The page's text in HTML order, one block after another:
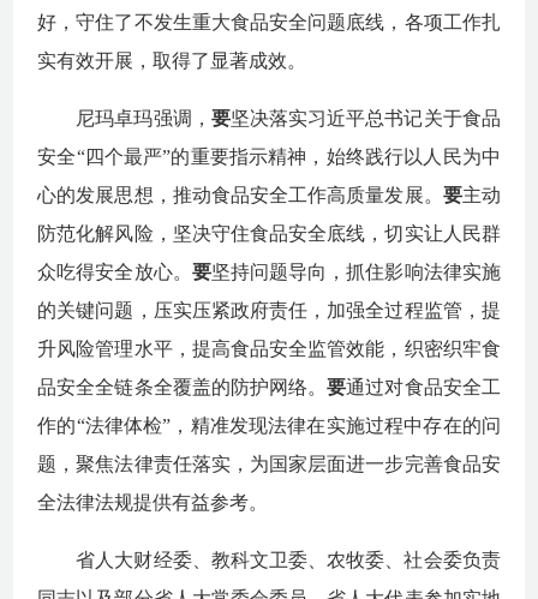
好，守住了不发生重大食品安全问题底线，各项工作扎
实有效开展，取得了显著成效。
尼玛卓玛强调， 要坚决落实习近平总书记关于食品
安全“四个最严”的重要指示精神，始终践行以人民为中
心的发展思想，推动食品安全工作高质量发展。 要主动
防范化解风险，坚决守住食品安全底线，切实让人民群
众吃得安全放心。 要坚持问题导向，抓住影响法律实施
的关键问题，压实压紧政府责任，加强全过程监管，提
升风险管理水平，提高食品安全监管效能，织密织牢食
品安全全链条全覆盖的防护网络。要通过对食品安全工
作的“法律体检”，精准发现法律在实施过程中存在的问
题，聚焦法律责任落实，为国家层面进一步完善食品安
全法律法规提供有益参考。
省人大财经委、教科文卫委、农牧委 、社会委负责